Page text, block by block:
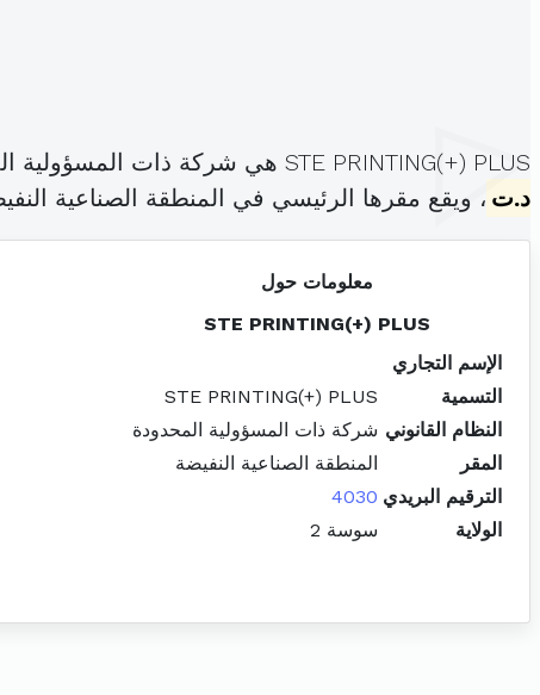
STE PRINTING(+) PLUS هي شركة ذات المسؤولية المحدودة، مسجلة تحت الهوية
د.ت ، ويقع مقرها الرئيسي في المنطقة الصناعية
معلومات حول
STE PRINTING(+) PLUS
الإسم التجاري
التسمية
STE PRINTING(+) PLUS
النظام القانوني شركة ذات المسؤولية المحدودة
المقر
المنطقة الصناعية النفيضة
الترقيم البريدي 4030
الولاية
سوسة 2